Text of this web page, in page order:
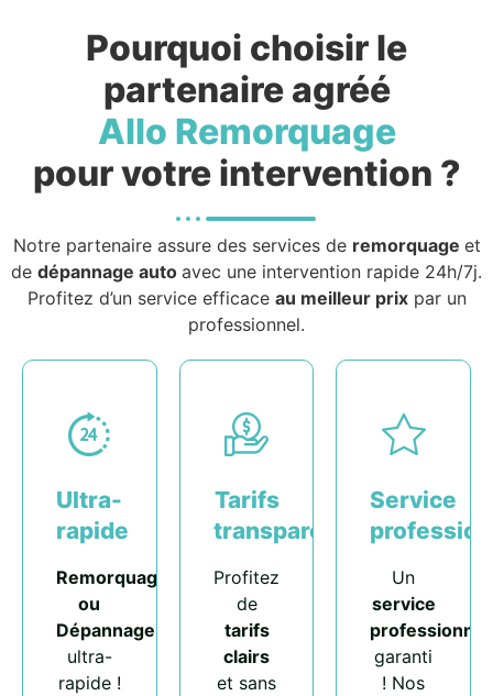
Pourquoi choisir le
partenaire agréé
Allo Remorquage
pour votre intervention ?
Notre partenaire assure des services de remorquage et
de dépannage auto avec une intervention rapide 24h/7j.
Profitez d’un service efficace au meilleur prixpar un
professionnel.
Ultra-
rapide
Remorquage
ou
Dépannage
ultra-
rapide !
Tarifs
transparents
Profitez
de
tarifs
clairs
et sans
Service
Un
service
professionnel
garanti
! Nos